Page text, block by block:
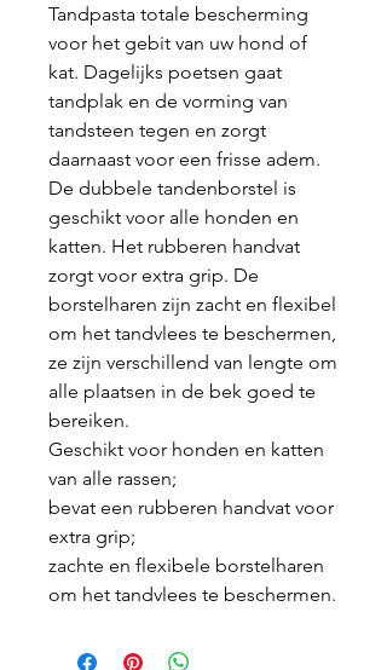
Tandpasta totale bescherming
voor het gebit van uw hond of
kat. Dagelijks poetsen gaat
tandplak en de vorming van
tandsteen tegen en zorgt
daarnaast voor een frisse adem.
De dubbele tandenborstel is
geschikt voor alle honden en
katten. Het rubberen handvat
zorgt voor extra grip. De
borstelharen zijn zacht en flexibel
om het tandvlees te beschermen,
ze zijn verschillend van lengte om
alle plaatsen in de bek goed te
bereiken.
Geschikt voor honden en katten
van alle rassen;
bevat een rubberen handvat voor
extra grip;
zachte en flexibele borstelharen
om het tandvlees te beschermen.